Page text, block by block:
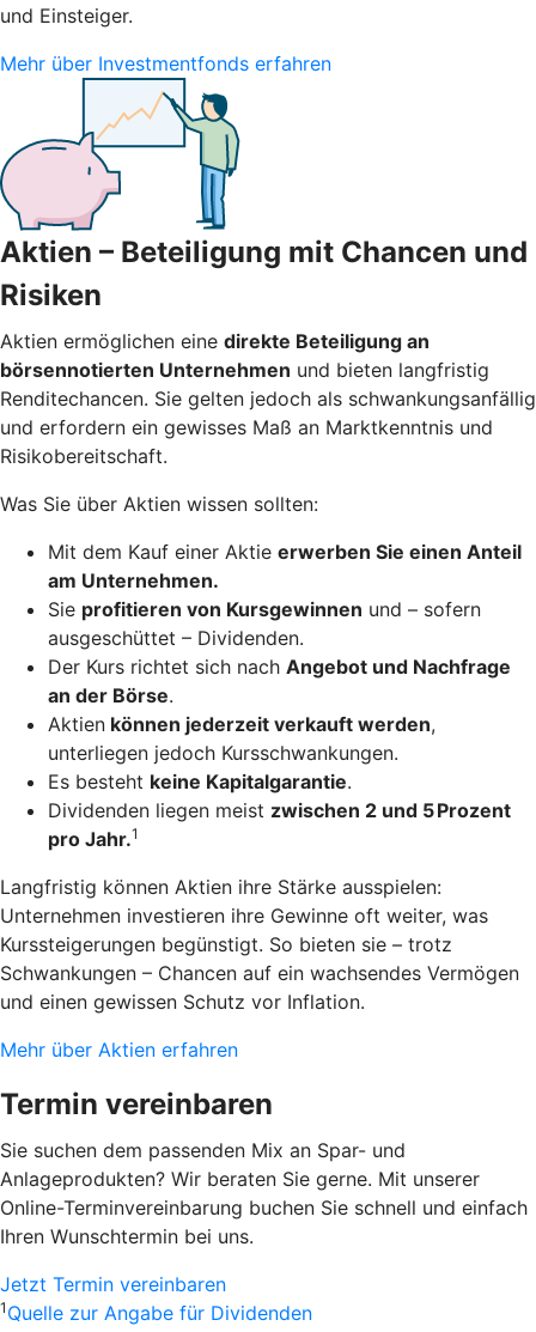
und Einsteiger.
Mehr über Investmentfonds erfahren
Aktien – Beteiligung mit Chancen und
Risiken
Aktien ermöglichen eine direkte Beteiligung an
börsennotierten Unternehmen und bieten langfristig
Renditechancen. Sie gelten jedoch als schwankungsanfällig
und erfordern ein gewisses Maß an Marktkenntnis und
Risikobereitschaft.
Was Sie über Aktien wissen sollten:
Mit dem Kauf einer Aktie erwerben Sie einen Anteil
am Unternehmen.
Sie profitieren von Kursgewinnen und – sofern
ausgeschüttet – Dividenden.
Der Kurs richtet sich nach Angebot und Nachfrage
an der Börse.
Aktien können jederzeit verkauft werden,
unterliegen jedoch Kursschwankungen.
Es besteht keine Kapitalgarantie.
Dividenden liegen meist zwischen 2 und 5 Prozent
pro Jahr.1
Langfristig können Aktien ihre Stärke ausspielen:
Unternehmen investieren ihre Gewinne oft weiter, was
Kurssteigerungen begünstigt. So bieten sie – trotz
Schwankungen – Chancen auf ein wachsendes Vermögen
und einen gewissen Schutz vor Inflation.
Mehr über Aktien erfahren
Termin vereinbaren
Sie suchen dem passenden Mix an Spar- und
Anlageprodukten? Wir beraten Sie gerne. Mit unserer
Online-Terminvereinbarung buchen Sie schnell und einfach
Ihren Wunschtermin bei uns.
Jetzt Termin vereinbaren
1 Quelle zur Angabe für Dividenden